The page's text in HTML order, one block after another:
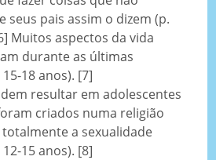
seus pais assim o dizem (p.
Muitos aspectos da vida
durante as últimas
18 anos). [7]
resultar em adolescentes
criados numa religião
a sexualidade
15 anos). [8]